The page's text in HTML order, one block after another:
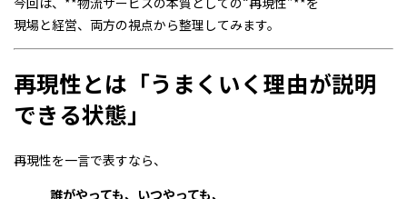
現場と経営、両方の視点から整理してみます。
再現性とは「うまくいく理由が説明
できる状態」
再現性を一言で表すなら、
誰がやっても、いつやっても、